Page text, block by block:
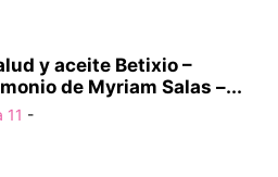
y aceite Betixio –
de Myriam Salas –...
11 -